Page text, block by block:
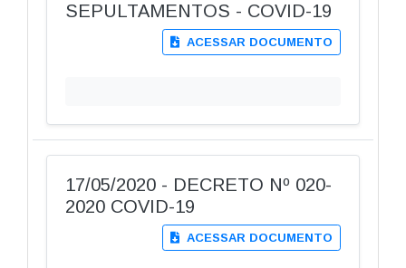
SEPULTAMENTOS - COVID-19
ACESSAR DOCUMENTO
17/05/2020 - DECRETO Nº 020-
2020 COVID-19
ACESSAR DOCUMENTO